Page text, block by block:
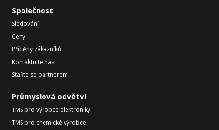
Společnost
Sledování
Ceny
Příběhy zákazníků
Kontaktujte nás
Staňte se partnerem
Průmyslová odvětví
TMS pro výrobce elektroniky
TMS pro chemické výrobce